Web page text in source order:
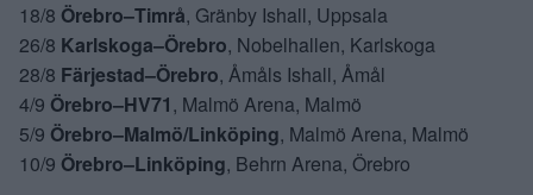
18/8 Örebro–Timrå, Gränby Ishall, Uppsala
26/8 Karlskoga–Örebro, Nobelhallen, Karlskoga
28/8 Färjestad–Örebro, Åmåls Ishall, Åmål
4/9 Örebro–HV71, Malmö Arena, Malmö
5/9 Örebro–Malmö/Linköping, Malmö Arena, Malmö
10/9 Örebro–Linköping, Behrn Arena, Örebro